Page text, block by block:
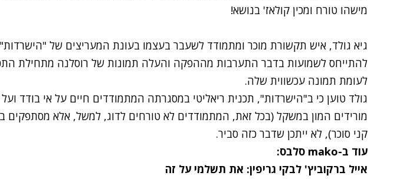
מישהו טורח ומכין קולאז' בנושא!
גיא גולד, איש תקשורת מוכר ומתמודד לשעבר בעצמו בעונת המעריצים של
להתייחס לשמועות בדבר התערבות מההפקה והעלה תמונות של רוסלנה מתחילת
לעומת תמונה עכשווית שלה.
גולד טוען כי ב"הישרדות", תכנית ריאליטי במסגרתה המתמודדים חיים על אי בודד ועל
מורידים המון במשקל (בכל זאת, המתמודדים לא טורחים לדוג, למשל, אלא מסתפקים
קני סוכר), לא ייתכן שדבר כזה סביר.
עוד ב-mako סלבס:
אייל ברקוביץ' לבקי גריפין: את תשלמי על זה